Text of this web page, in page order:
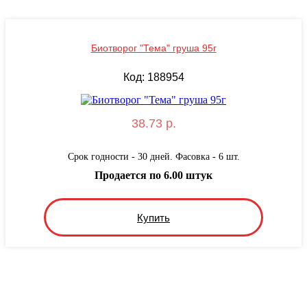
Биотворог "Тема" груша 95г
Код: 188954
38.73 р.
Срок годности - 30 дней. Фасовка - 6 шт.
Купить
Продается по 6.00 штук